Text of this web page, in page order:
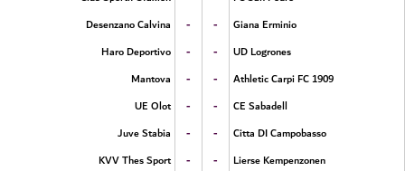
Desenzano Calvina
- -
Giana Erminio
Haro Deportivo
- -
UD Logrones
Mantova
- -
Athletic Carpi FC 1909
UE Olot
- -
CE Sabadell
Juve Stabia
- -
Citta DI Campobasso
KVV Thes Sport
- -
Lierse Kempenzonen